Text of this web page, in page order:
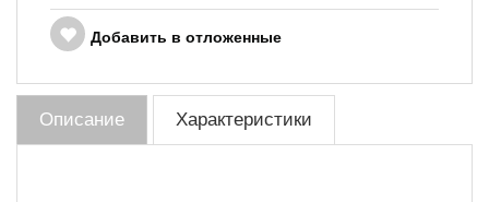
Добавить в отложенные
Описание Характеристики